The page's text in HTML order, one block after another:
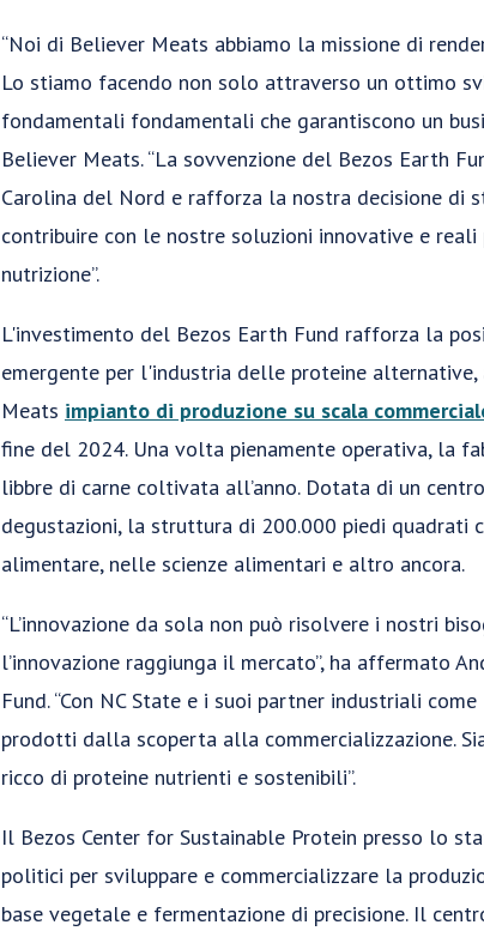
“Noi di Believer Meats abbiamo la missione di
Lo stiamo facendo non solo attraverso un ottimo
fondamentali fondamentali che garantiscono un
Believer Meats. “La sovvenzione del Bezos Earth
Carolina del Nord e rafforza la nostra decisione di
contribuire con le nostre soluzioni innovative e
nutrizione”.
L'investimento del Bezos Earth Fund rafforza la
emergente per l'industria delle proteine
Meats impianto di produzione su scala
fine del 2024. Una volta pienamente operativa, la
libbre di carne coltivata all’anno. Dotata di un
degustazioni, la struttura di 200.000 piedi
alimentare, nelle scienze alimentari e altro ancora.
“L’innovazione da sola non può risolvere i nostri
l’innovazione raggiunga il mercato”, ha affermato
Fund. “Con NC State e i suoi partner industriali
prodotti dalla scoperta alla commercializzazione.
ricco di proteine nutrienti e sostenibili”.
Il Bezos Center for Sustainable Protein presso lo
politici per sviluppare e commercializzare la
base vegetale e fermentazione di precisione. Il